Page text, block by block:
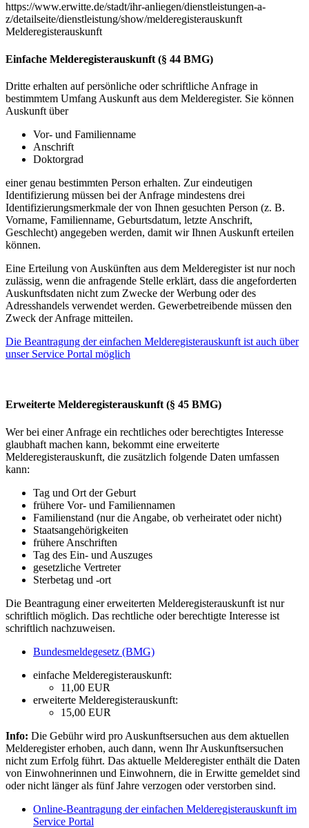
https://www.erwitte.de/stadt/ihr-anliegen/dienstleistungen-a-
z/detailseite/dienstleistung/show/melderegisterauskunft
Melderegisterauskunft
Einfache Melderegisterauskunft (§ 44 BMG)
Dritte erhalten auf persönliche oder schriftliche Anfrage in
bestimmtem Umfang Auskunft aus dem Melderegister. Sie können
Auskunft über
Vor- und Familienname
Anschrift
Doktorgrad
einer genau bestimmten Person erhalten. Zur eindeutigen
Identifizierung müssen bei der Anfrage mindestens drei
Identifizierungsmerkmale der von Ihnen gesuchten Person (z. B.
Vorname, Familienname, Geburtsdatum, letzte Anschrift,
Geschlecht) angegeben werden, damit wir Ihnen Auskunft erteilen
können.
Eine Erteilung von Auskünften aus dem Melderegister ist nur noch
zulässig, wenn die anfragende Stelle erklärt, dass die angeforderten
Auskunftsdaten nicht zum Zwecke der Werbung oder des
Adresshandels verwendet werden. Gewerbetreibende müssen den
Zweck der Anfrage mitteilen.
Die Beantragung der einfachen Melderegisterauskunft ist auch über
unser Service Portal möglich
Erweiterte Melderegisterauskunft (§ 45 BMG)
Wer bei einer Anfrage ein rechtliches oder berechtigtes Interesse
glaubhaft machen kann, bekommt eine erweiterte
Melderegisterauskunft, die zusätzlich folgende Daten umfassen
kann:
Tag und Ort der Geburt
frühere Vor- und Familiennamen
Familienstand (nur die Angabe, ob verheiratet oder nicht)
Staatsangehörigkeiten
frühere Anschriften
Tag des Ein- und Auszuges
gesetzliche Vertreter
Sterbetag und -ort
Die Beantragung einer erweiterten Melderegisterauskunft ist nur
schriftlich möglich. Das rechtliche oder berechtigte Interesse ist
schriftlich nachzuweisen.
Bundesmeldegesetz (BMG)
einfache Melderegisterauskunft:
11,00 EUR
erweiterte Melderegisterauskunft:
15,00 EUR
Info: Die Gebühr wird pro Auskunftsersuchen aus dem aktuellen
Melderegister erhoben, auch dann, wenn Ihr Auskunftsersuchen
nicht zum Erfolg führt. Das aktuelle Melderegister enthält die Daten
von Einwohnerinnen und Einwohnern, die in Erwitte gemeldet sind
oder nicht länger als fünf Jahre verzogen oder verstorben sind.
Online-Beantragung der einfachen Melderegisterauskunft im
Service Portal